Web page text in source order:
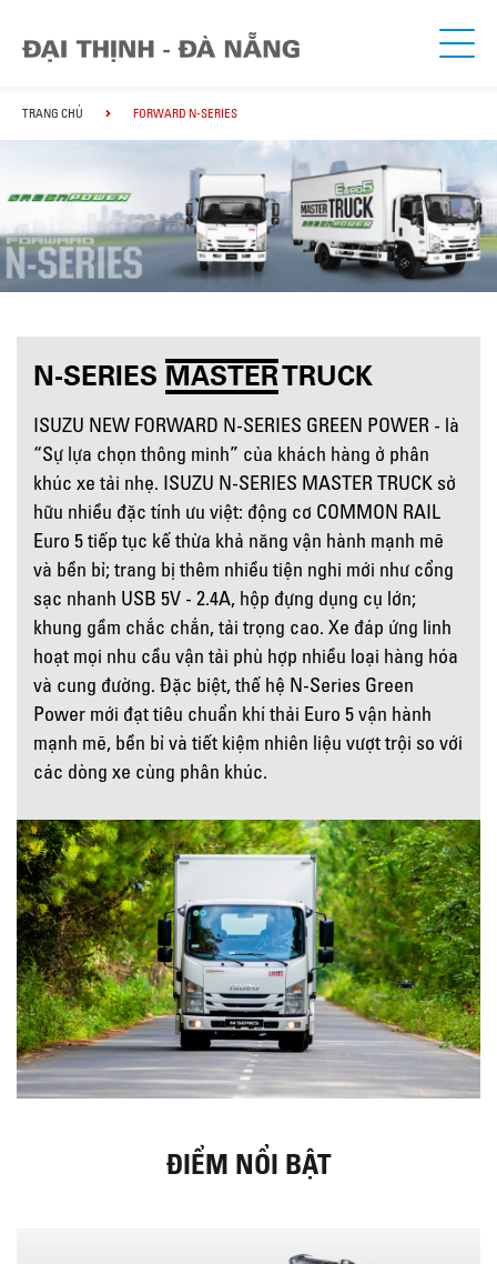
TRANG CHỦ FORWARD N-SERIES
N-SERIES MASTERTRUCK
ISUZU NEW FORWARD N-SERIES GREEN POWER - là
“Sự lựa chọn thông minh” của khách hàng ở phân
khúc xe tải nhẹ. ISUZU N-SERIES MASTER TRUCK sở
hữu nhiều đặc tính ưu việt: động cơ COMMON RAIL
Euro 5 tiếp tục kế thừa khả năng vận hành mạnh mẽ
và bền bỉ; trang bị thêm nhiều tiện nghi mới như cổng
sạc nhanh USB 5V - 2.4A, hộp đựng dụng cụ lớn;
khung gầm chắc chắn, tải trọng cao. Xe đáp ứng linh
hoạt mọi nhu cầu vận tải phù hợp nhiều loại hàng hóa
và cung đường. Đặc biệt, thế hệ N-Series Green
Power mới đạt tiêu chuẩn khí thải Euro 5 vận hành
mạnh mẽ, bền bỉ và tiết kiệm nhiên liệu vượt trội so với
các dòng xe cùng phân khúc.
ĐIỂM NỔI BẬT